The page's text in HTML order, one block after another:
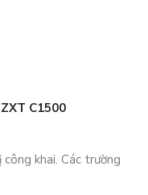
C1500
khai. Các trường